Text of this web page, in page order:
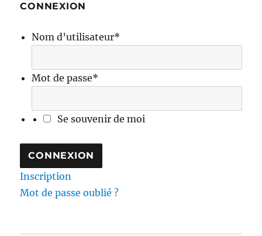
CONNEXION
Nom d’utilisateur*
Mot de passe*
Se souvenir de moi
Inscription
Mot de passe oublié ?